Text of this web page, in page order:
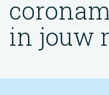
in jouw